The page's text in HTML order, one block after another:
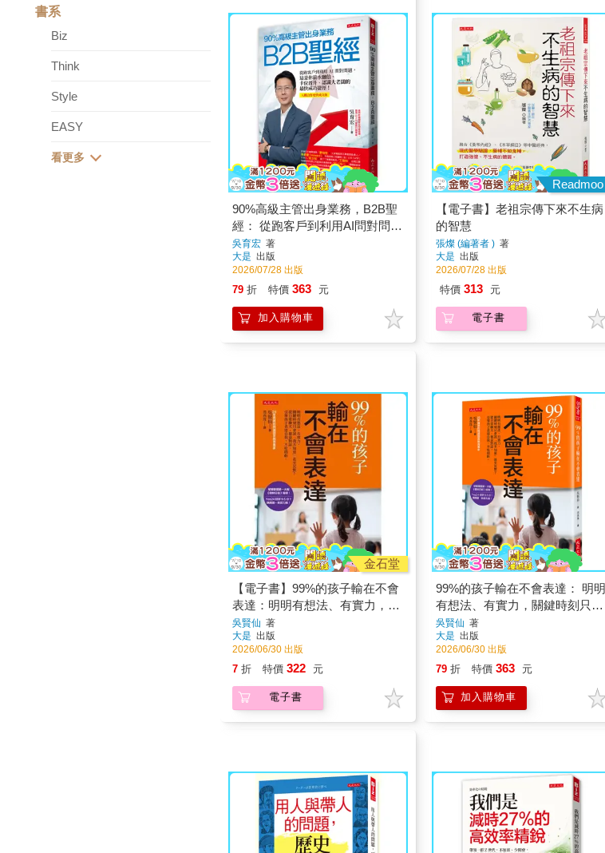
書系
Biz
Think
Style
EASY
90%高級主管出身業務，B2B聖
經： 從跑客戶到利用AI問對問
題，這是你薪水翻倍、卡位晉
升、認識大老闆的最快成功捷
徑！【人機合作高效成交版】
吳育宏 著
大是 出版
2026/07/28 出版
79 折 特價 363 元
加入購物車
Readmoo
【電子書】老祖宗傳下來不生病
的智慧
張燦 (編著者 )著
大是 出版
2026/07/28 出版
特價 313 元
電子書
金石堂
【電子書】99%的孩子輸在不會
表達：明明有想法、有實力，關
鍵時刻只會說「我不知道」甚至
沉默？從日常聊天、餐桌對話，
引導孩子表達自我，不吃悶虧。
吳賢仙 著
大是 出版
2026/06/30 出版
7 折 特價 322 元
電子書
99%的孩子輸在不會表達： 明明
有想法、有實力，關鍵時刻只會
說「我不知道」甚至沉默？從日
常聊天、餐桌對話，引導孩子表
達自我，不吃悶虧。
吳賢仙 著
大是 出版
2026/06/30 出版
79 折 特價 363 元
加入購物車